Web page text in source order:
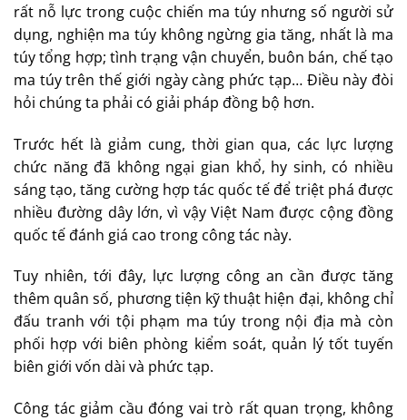
rất nỗ lực trong cuộc chiến ma túy nhưng số người sử
dụng, nghiện ma túy không ngừng gia tăng, nhất là ma
túy tổng hợp; tình trạng vận chuyển, buôn bán, chế tạo
ma túy trên thế giới ngày càng phức tạp… Điều này đòi
hỏi chúng ta phải có giải pháp đồng bộ hơn.
Trước hết là giảm cung, thời gian qua, các lực lượng
chức năng đã không ngại gian khổ, hy sinh, có nhiều
sáng tạo, tăng cường hợp tác quốc tế để triệt phá được
nhiều đường dây lớn, vì vậy Việt Nam được cộng đồng
quốc tế đánh giá cao trong công tác này.
Tuy nhiên, tới đây, lực lượng công an cần được tăng
thêm quân số, phương tiện kỹ thuật hiện đại, không chỉ
đấu tranh với tội phạm ma túy trong nội địa mà còn
phối hợp với biên phòng kiểm soát, quản lý tốt tuyến
biên giới vốn dài và phức tạp.
Công tác giảm cầu đóng vai trò rất quan trọng, không